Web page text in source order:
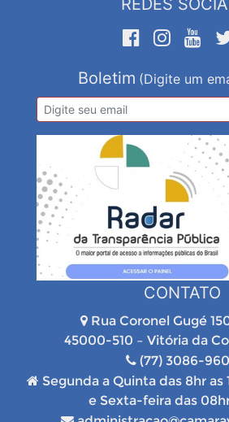
REDES
Boletim (Digite um
CONTATO
Rua Coronel Gugé
45000-510 – Vitória da
(77) 3086-
Segunda a Quinta das 8hr as
e Sexta-feira das 08hr